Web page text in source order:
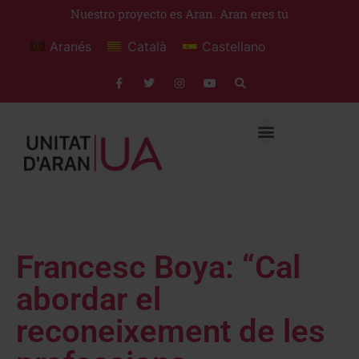
Nuestro proyecto es Aran. Aran eres tú
Aranés Català Castellano
Francesc Boya: “Cal
abordar el
reconeixement de les